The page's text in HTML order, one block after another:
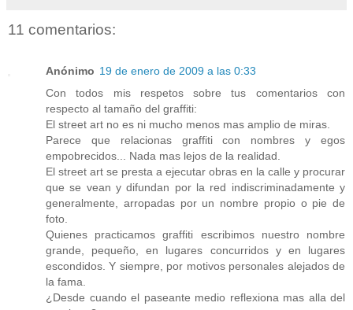
11 comentarios:
Anónimo 19 de enero de 2009 a las 0:33
Con todos mis respetos sobre tus comentarios con
respecto al tamaño del graffiti:
El street art no es ni mucho menos mas amplio de miras.
Parece que relacionas graffiti con nombres y egos
empobrecidos... Nada mas lejos de la realidad.
El street art se presta a ejecutar obras en la calle y procurar
que se vean y difundan por la red indiscriminadamente y
generalmente, arropadas por un nombre propio o pie de
foto.
Quienes practicamos graffiti escribimos nuestro nombre
grande, pequeño, en lugares concurridos y en lugares
escondidos. Y siempre, por motivos personales alejados de
la fama.
¿Desde cuando el paseante medio reflexiona mas alla del